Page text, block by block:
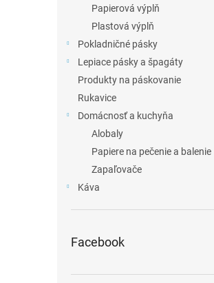
Papierová výplň
Plastová výplň
Pokladničné pásky
Lepiace pásky a špagáty
Produkty na páskovanie
Rukavice
Domácnosť a kuchyňa
Alobaly
Papiere na pečenie a balenie
Zapaľovače
Káva
Facebook